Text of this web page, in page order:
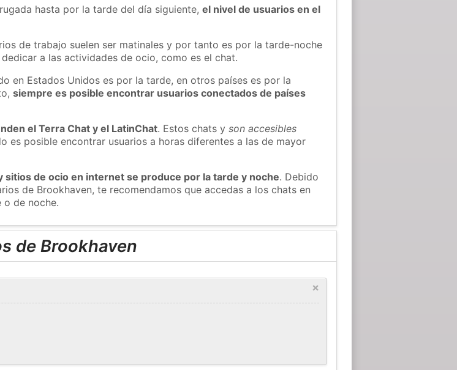
hasta por la tarde del día siguiente,el nivel de usuarios en el
de trabajo suelen ser matinales y por tanto es por la tarde-noche
a las actividades de ocio, como es el chat.
en Estados Unidos es por la tarde, en otros países es por la
siempre es posible encontrar usuarios conectados de países
el Terra Chat y el LatinChat. Estos chats yson accesibles
es posible encontrar usuarios a horas diferentes a las de mayor
sitios de ocio en internet se produce por la tarde y noche. Debido
de Brookhaven, te recomendamos que accedas a los chats en
o de noche.
de Brookhaven
×